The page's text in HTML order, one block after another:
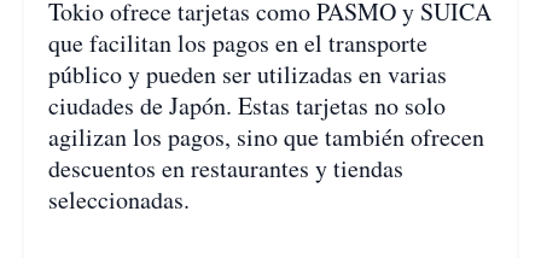
Tokio ofrece tarjetas como PASMO y SUICA
que facilitan los pagos en el transporte
público y pueden ser utilizadas en varias
ciudades de Japón. Estas tarjetas no solo
agilizan los pagos, sino que también ofrecen
descuentos en restaurantes y tiendas
seleccionadas.